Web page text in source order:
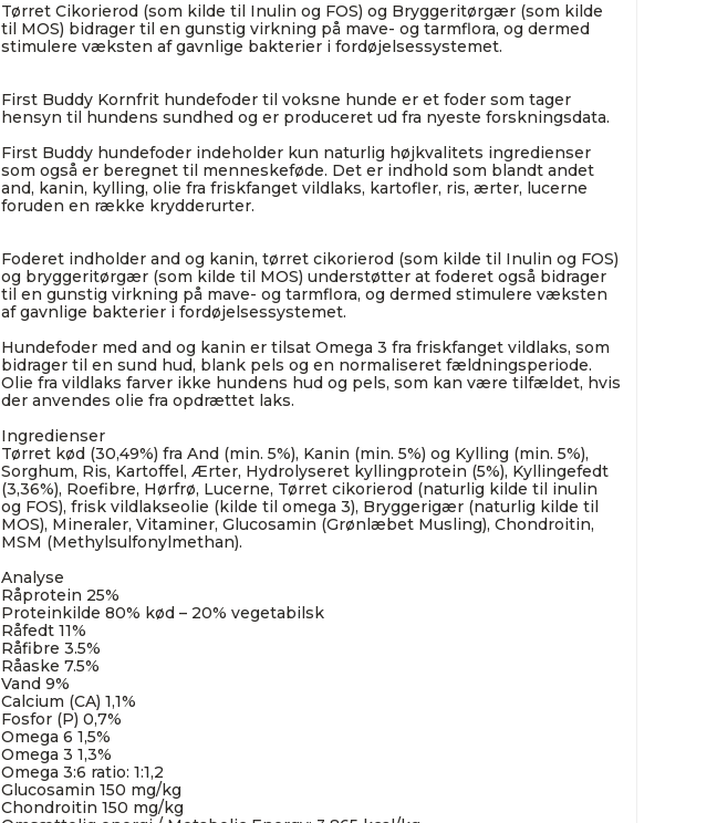
Tørret Cikorierod (som kilde til Inulin og FOS) og Bryggeritørgær (som kilde
til MOS) bidrager til en gunstig virkning på mave- og tarmflora, og dermed
stimulere væksten af gavnlige bakterier i fordøjelsessystemet.
First Buddy Kornfrit hundefoder til voksne hunde er et foder som tager
hensyn til hundens sundhed og er produceret ud fra nyeste forskningsdata.
First Buddy hundefoder indeholder kun naturlig højkvalitets ingredienser
som også er beregnet til menneskeføde. Det er indhold som blandt andet
and, kanin, kylling, olie fra friskfanget vildlaks, kartofler, ris, ærter, lucerne
foruden en række krydderurter.
Foderet indholder and og kanin, tørret cikorierod (som kilde til Inulin og FOS)
og bryggeritørgær (som kilde til MOS) understøtter at foderet også bidrager
til en gunstig virkning på mave- og tarmflora, og dermed stimulere væksten
af gavnlige bakterier i fordøjelsessystemet.
Hundefoder med and og kanin er tilsat Omega 3 fra friskfanget vildlaks, som
bidrager til en sund hud, blank pels og en normaliseret fældningsperiode.
Olie fra vildlaks farver ikke hundens hud og pels, som kan være tilfældet, hvis
der anvendes olie fra opdrættet laks.
Ingredienser
Tørret kød (30,49%) fra And (min. 5%), Kanin (min. 5%) og Kylling (min. 5%),
Sorghum, Ris, Kartoffel, Ærter, Hydrolyseret kyllingprotein (5%), Kyllingefedt
(3,36%), Roefibre, Hørfrø, Lucerne, Tørret cikorierod (naturlig kilde til inulin
og FOS), frisk vildlakseolie (kilde til omega 3), Bryggerigær (naturlig kilde til
MOS), Mineraler, Vitaminer, Glucosamin (Grønlæbet Musling), Chondroitin,
MSM (Methylsulfonylmethan).
Analyse
Råprotein 25%
Proteinkilde 80% kød – 20% vegetabilsk
Råfedt 11%
Råfibre 3.5%
Råaske 7.5%
Vand 9%
Calcium (CA) 1,1%
Fosfor (P) 0,7%
Omega 6 1,5%
Omega 3 1,3%
Omega 3:6 ratio: 1:1,2
Glucosamin 150 mg/kg
Chondroitin 150 mg/kg